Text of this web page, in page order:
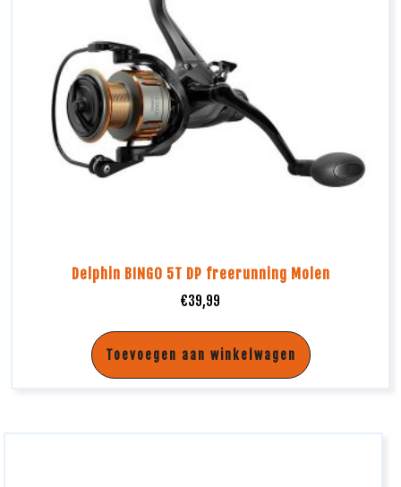
Delphin BINGO 5T DP freerunning Molen
€39,99
Toevoegen aan winkelwagen